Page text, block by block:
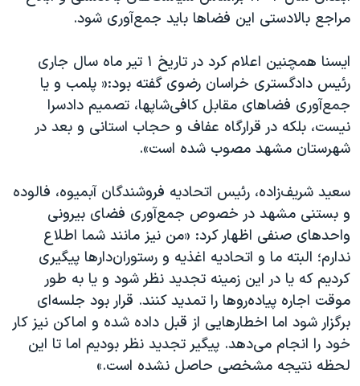
نرگس محمدی برنده جایزه نوبل صلح
همایش محافظه‌کاران آمریکا «سی‌پک»
صفحه‌های ویژه
سفر پرزیدنت ترامپ به چین
مراجع بالادستی این فضاها باید جمع‌آوری شود.
ایسنا همچنین اعلام کرد در تاریخ ۱ تیر ماه سال جاری
رئیس دادگستری خراسان رضوی گفته بود:« پلمب و یا
جمع‌آوری فضاهای مقابل کافی‌شاپ‎ها، تصمیم دادسرا
نیست، بلکه در قرارگاه عفاف و حجاب استانی و بعد در
شهرستان مشهد مصوب شده است».
سعید شریف‌زاده، رئیس اتحادیه فروشندگان آبمیوه، فالوده
و بستنی مشهد در خصوص جمع‌آوری فضای بیرونی
واحدهای صنفی اظهار کرد: «من نیز مانند شما اطلاع
ندارم؛ البته ما و اتحادیه اغذیه و رستوران‌دارها پیگیری
کردیم که یا در این زمینه تجدید نظر شود و یا به طور
موقت اجاره پیاده‌روها را تمدید کنند. قرار بود جلسه‌ای
برگزار شود اما اخطارهایی از قبل داده شده و اماکن نیز کار
خود را انجام می‌دهد. پیگیر تجدید نظر بودیم اما تا این
لحظه نتیجه مشخصی حاصل نشده است.»